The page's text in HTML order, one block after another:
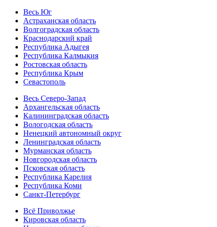
Весь Юг
Астраханская область
Волгоградская область
Краснодарский край
Республика Адыгея
Республика Калмыкия
Ростовская область
Республика Крым
Севастополь
Весь Северо-Запад
Архангельская область
Калининградская область
Вологодская область
Ненецкий автономный округ
Ленинградская область
Мурманская область
Новгородская область
Псковская область
Республика Карелия
Республика Коми
Санкт-Петербург
Всё Приволжье
Кировская область